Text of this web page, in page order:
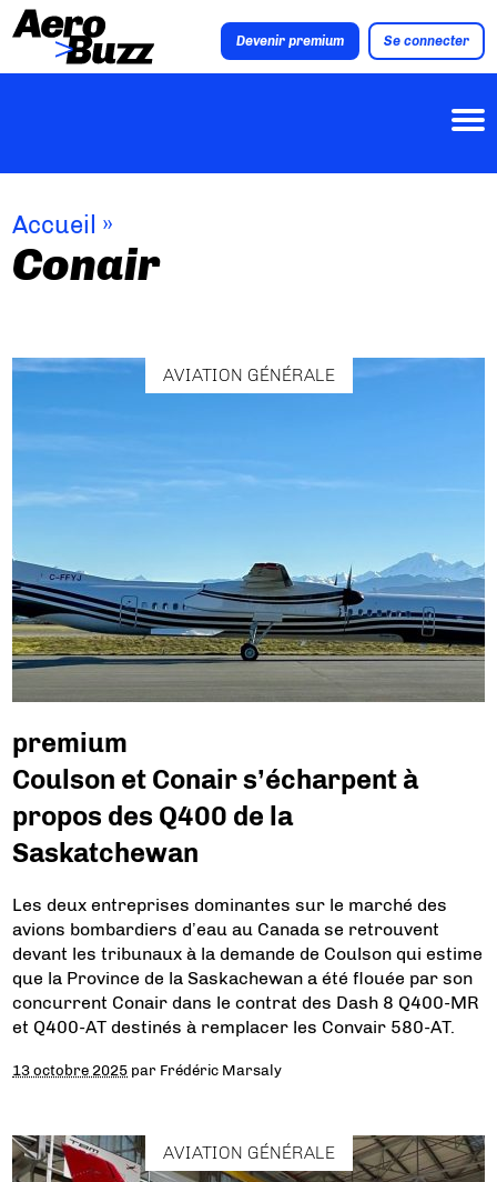
Devenir premium Se connecter
Accueil »
Conair
AVIATION GÉNÉRALE
premium
Coulson et Conair s’écharpent à
propos des Q400 de la
Saskatchewan
Les deux entreprises dominantes sur le marché des
avions bombardiers d’eau au Canada se retrouvent
devant les tribunaux à la demande de Coulson qui estime
que la Province de la Saskachewan a été flouée par son
concurrent Conair dans le contrat des Dash 8 Q400-MR
et Q400-AT destinés à remplacer les Convair 580-AT.
13 octobre 2025 par Frédéric Marsaly
AVIATION GÉNÉRALE